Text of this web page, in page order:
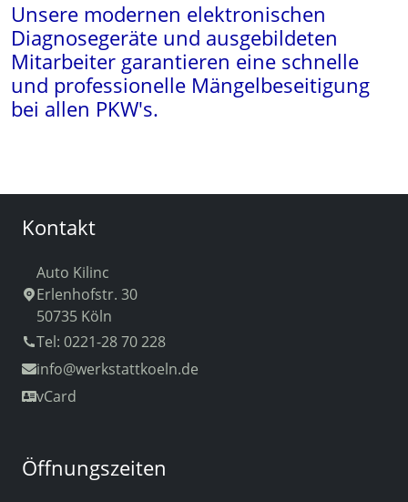
Unsere modernen elektronischen
Diagnosegeräte und ausgebildeten
Mitarbeiter garantieren eine schnelle
und professionelle Mängelbeseitigung
bei allen PKW's.
Kontakt
Auto Kilinc
Erlenhofstr. 30
50735 Köln
Tel: 0221-28 70 228
info@werkstattkoeln.de
vCard
Öffnungszeiten